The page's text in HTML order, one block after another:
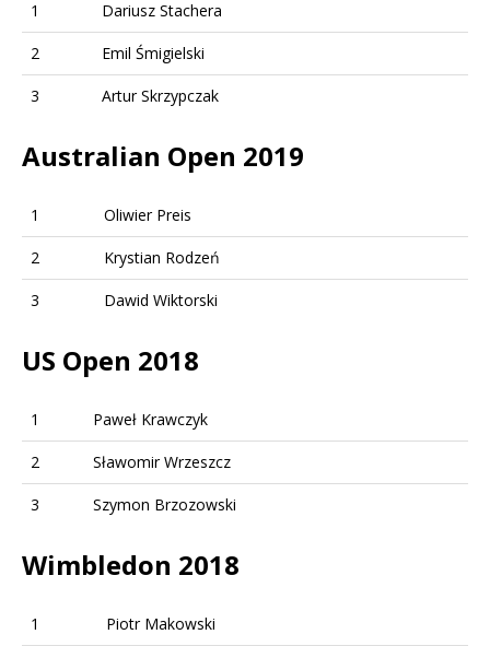
1 Dariusz Stachera
2 Emil Śmigielski
3 Artur Skrzypczak
Australian Open 2019
1 Oliwier Preis
2 Krystian Rodzeń
3 Dawid Wiktorski
US Open 2018
1 Paweł Krawczyk
2 Sławomir Wrzeszcz
3 Szymon Brzozowski
Wimbledon 2018
1 Piotr Makowski